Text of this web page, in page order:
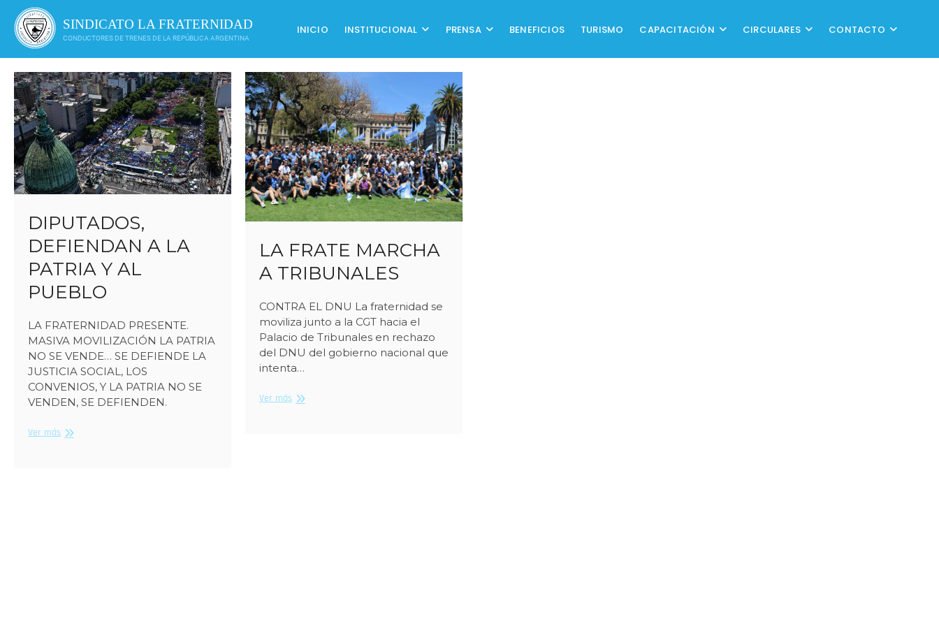
contenido
SINDICATO LA FRATERNIDAD
CONDUCTORES DE TRENES DE LA REPÚBLICA ARGENTINA
INICIO INSTITUCIONAL PRENSA BENEFICIOS TURISMO CAPACITACIÓN CIRCULARES CONTACTO
DIPUTADOS,
DEFIENDAN A LA
PATRIA Y AL
PUEBLO
LA FRATERNIDAD PRESENTE.
MASIVA MOVILIZACIÓN LA PATRIA
NO SE VENDE… SE DEFIENDE LA
JUSTICIA SOCIAL, LOS
CONVENIOS, Y LA PATRIA NO SE
VENDEN, SE DEFIENDEN.
Ver másDIPUTADOS,
LA FRATE MARCHA
A TRIBUNALES
CONTRA EL DNU La fraternidad se
moviliza junto a la CGT hacia el
Palacio de Tribunales en rechazo
del DNU del gobierno nacional que
intenta…
Ver másLA